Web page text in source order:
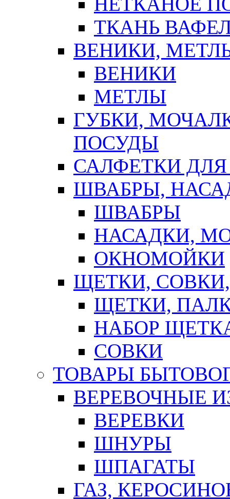
ТКАНЬ
ВЕНИКИ,
ВЕНИКИ
МЕТЛЫ
ГУБКИ,
ПОСУДЫ
САЛФЕТКИ
ШВАБРЫ,
ШВАБРЫ
НАСАДКИ,
ОКНОМОЙКИ
ЩЕТКИ,
ЩЕТКИ,
НАБОР
СОВКИ
ТОВАРЫ
ВЕРЕВОЧНЫЕ
ВЕРЕВКИ
ШНУРЫ
ШПАГАТЫ
ГАЗ,